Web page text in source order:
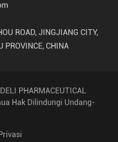
ROAD, JINGJIANG CITY,
PROVINCE, CHINA
PHARMACEUTICAL
Hak Dilindungi Undang-